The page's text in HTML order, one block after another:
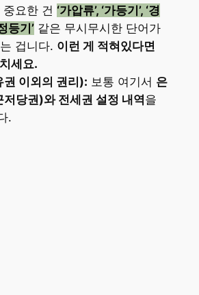
요한 건 ‘가압류’, ‘가등기’, ‘경
등기’같은 무시무시한 단어가
겁니다. 이런 게 적혀있다면
세요.
권 이외의 권리): 보통 여기서 은
저당권)와 전세권 설정 내역을
.